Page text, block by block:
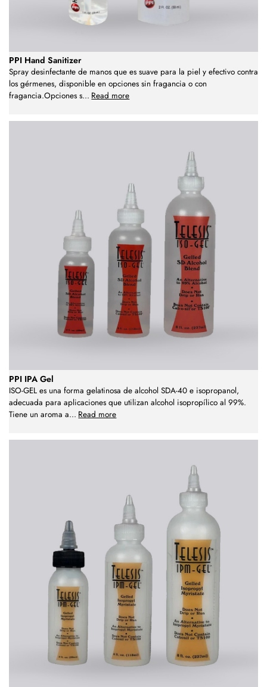
PPI Hand Sanitizer
Spray desinfectante de manos que es suave para la piel y efectivo contra
los gérmenes, disponible en opciones sin fragancia o con
fragancia.Opciones s... Read more
PPI IPA Gel
ISO-GEL es una forma gelatinosa de alcohol SDA-40 e isopropanol,
adecuada para aplicaciones que utilizan alcohol isopropílico al 99%.
Tiene un aroma a... Read more